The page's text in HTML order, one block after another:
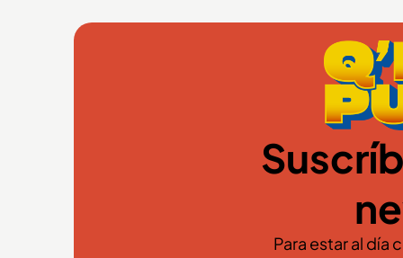
Para estar al día